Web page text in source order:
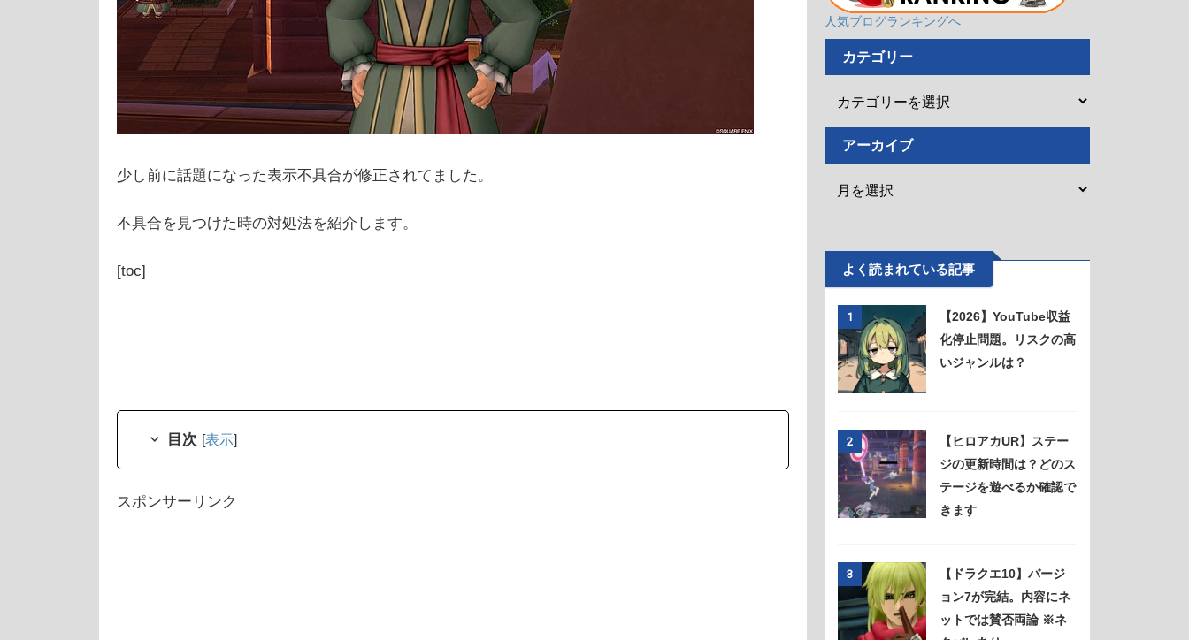
少し前に話題になった表示不具合が修正されてました。
不具合を見つけた時の対処法を紹介します。
[toc]
目次 [表示]
スポンサーリンク
人気ブログランキングへ
カテゴリー
アーカイブ
よく読まれている記事
1
【2026】YouTube収益
化停止問題。リスクの高
いジャンルは？
2
【ヒロアカUR】ステー
ジの更新時間は？どのス
テージを遊べるか確認で
きます
3
【ドラクエ10】バージ
ョン7が完結。内容にネ
ットでは賛否両論 ※ネ